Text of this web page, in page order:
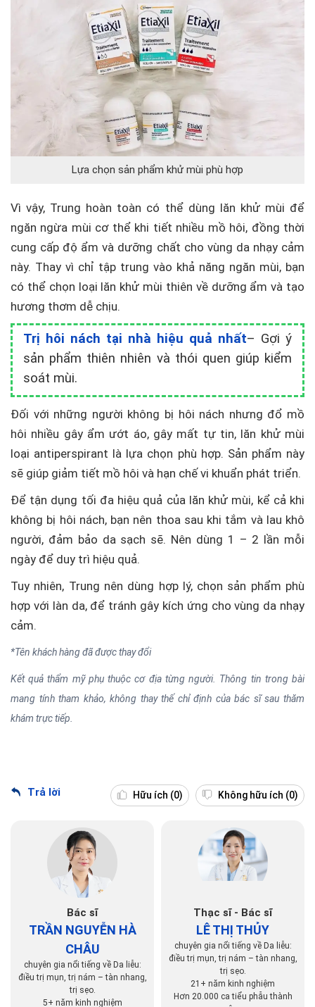
Lựa chọn sản phẩm khử mùi phù hợp
Vì vậy, Trung hoàn toàn có thể dùng lăn khử mùi để
ngăn ngừa mùi cơ thể khi tiết nhiều mồ hôi, đồng thời
cung cấp độ ẩm và dưỡng chất cho vùng da nhạy cảm
này. Thay vì chỉ tập trung vào khả năng ngăn mùi, bạn
có thể chọn loại lăn khử mùi thiên về dưỡng ẩm và tạo
hương thơm dễ chịu.
Trị hôi nách tại nhà hiệu quả nhất– Gợi ý
sản phẩm thiên nhiên và thói quen giúp kiểm
soát mùi.
Đối với những người không bị hôi nách nhưng đổ mồ
hôi nhiều gây ẩm ướt áo, gây mất tự tin, lăn khử mùi
loại antiperspirant là lựa chọn phù hợp. Sản phẩm này
sẽ giúp giảm tiết mồ hôi và hạn chế vi khuẩn phát triển.
Để tận dụng tối đa hiệu quả của lăn khử mùi, kể cả khi
không bị hôi nách, bạn nên thoa sau khi tắm và lau khô
người, đảm bảo da sạch sẽ. Nên dùng 1 – 2 lần mỗi
ngày để duy trì hiệu quả.
Tuy nhiên, Trung nên dùng hợp lý, chọn sản phẩm phù
hợp với làn da, để tránh gây kích ứng cho vùng da nhạy
cảm.
*Tên khách hàng đã được thay đổi
Kết quả thẩm mỹ phụ thuộc cơ địa từng người. Thông tin trong bài
mang tính tham khảo, không thay thế chỉ định của bác sĩ sau thăm
khám trực tiếp.
Trả lời Hữu ích (0) Không hữu ích (0)
Bác sĩ
TRẦN NGUYỄN HÀ
CHÂU
chuyên gia nổi tiếng về Da liễu:
điều trị mụn, trị nám – tàn nhang,
trị sẹo.
5+ năm kinh nghiệm
Thạc sĩ - Bác sĩ
LÊ THỊ THỦY
chuyên gia nổi tiếng về Da liễu:
điều trị mụn, trị nám – tàn nhang,
trị sẹo.
21+ năm kinh nghiệm
Hơn 20.000 ca tiểu phẫu thành